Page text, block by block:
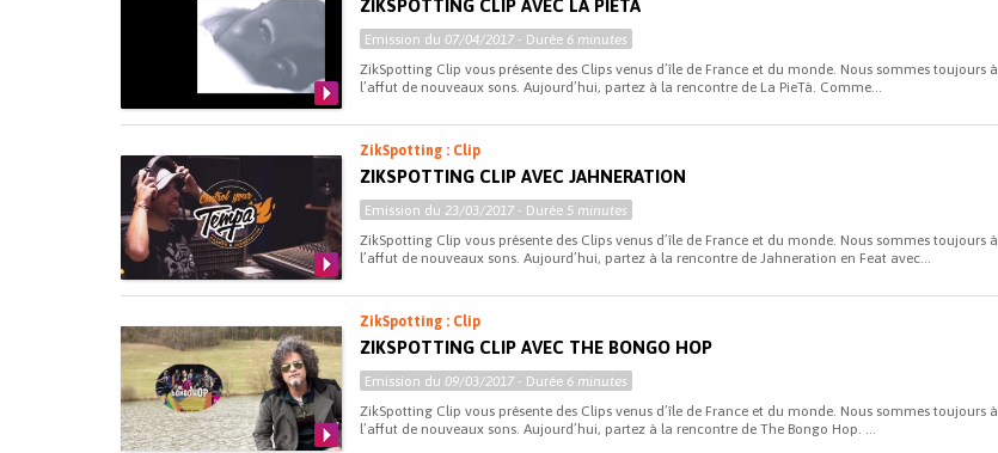
ZIKSPOTTING CLIP AVEC LA PIETÀ
Emission du 07/04/2017 - Durée 6 minutes
ZikSpotting Clip vous présente des Clips venus d’île de France et du monde. Nous sommes toujours à
l’affut de nouveaux sons. Aujourd’hui, partez à la rencontre de La PieTà. Comme...
ZikSpotting : Clip
ZIKSPOTTING CLIP AVEC JAHNERATION
Emission du23/03/2017 - Durée 5 minutes
ZikSpotting Clip vous présente des Clips venus d’île de France et du monde. Nous sommes toujours à
l’affut de nouveaux sons. Aujourd’hui, partez à la rencontre de Jahneration en Feat avec...
ZikSpotting : Clip
ZIKSPOTTING CLIP AVEC THE BONGO HOP
Emission du 09/03/2017 - Durée 6 minutes
ZikSpotting Clip vous présente des Clips venus d’île de France et du monde. Nous sommes toujours à
l’affut de nouveaux sons. Aujourd’hui, partez à la rencontre de The Bongo Hop. ...